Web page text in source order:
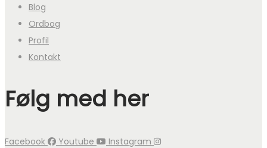
Blog
Ordbog
Profil
Kontakt
Følg med her
Facebook Youtube Instagram